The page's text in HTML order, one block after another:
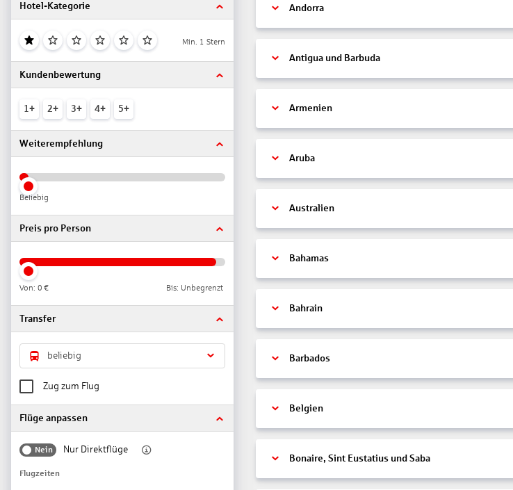
Hotel-Kategorie
Min. 1 Stern
Kundenbewertung
1+ 2+ 3+ 4+ 5+
Weiterempfehlung
Beliebig
Preis pro Person
Von: 0 € Bis: Unbegrenzt
Transfer
beliebig
Zug zum Flug
Flüge anpassen
Nein Nur Direktflüge
Flugzeiten
Andorra
Antigua und Barbuda
Armenien
Aruba
Australien
Bahamas
Bahrain
Barbados
Belgien
Bonaire, Sint Eustatius und Saba